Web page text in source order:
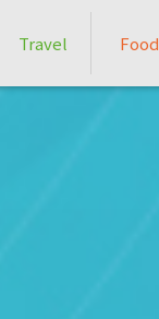
Travel Food